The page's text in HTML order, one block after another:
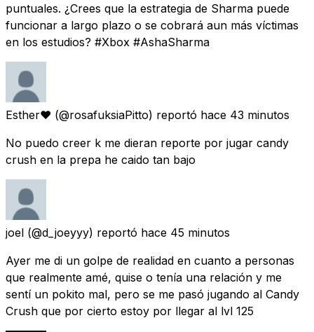
puntuales. ¿Crees que la estrategia de Sharma puede
funcionar a largo plazo o se cobrará aun más víctimas
en los estudios? #Xbox #AshaSharma
Esther❤️ (@rosafuksiaPitto) reportó hace 43 minutos
No puedo creer k me dieran reporte por jugar candy
crush en la prepa he caido tan bajo
joel (@d_joeyyy) reportó hace 45 minutos
Ayer me di un golpe de realidad en cuanto a personas
que realmente amé, quise o tenía una relación y me
sentí un pokito mal, pero se me pasó jugando al Candy
Crush que por cierto estoy por llegar al lvl 125